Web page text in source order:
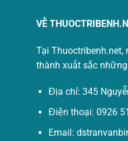
VỀ
Tại
thành xuất sắc
Địa chỉ: 345
Điện thoại: 0926
Email: